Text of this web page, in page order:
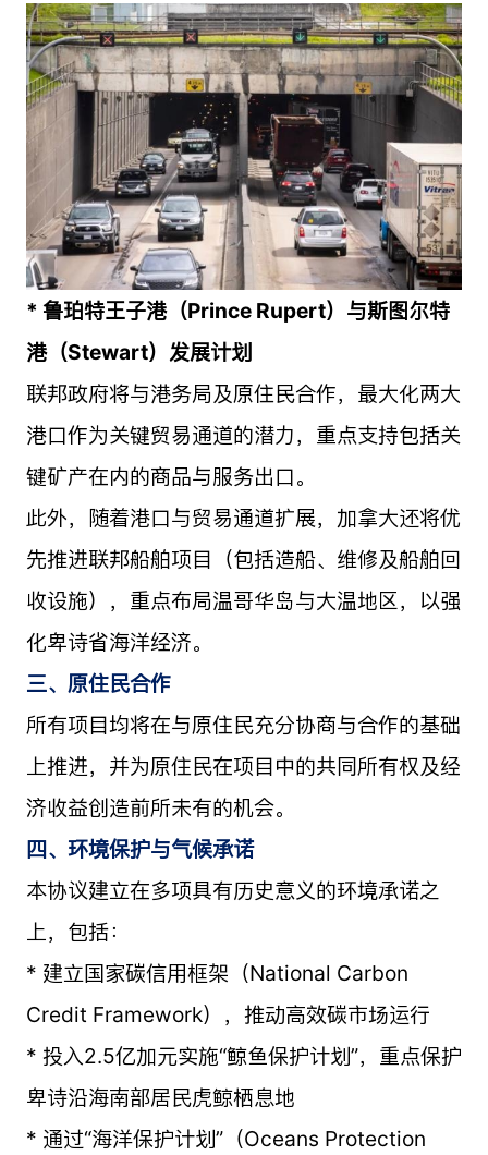
* 鲁珀特王子港（Prince Rupert）与斯图尔特
港（Stewart）发展计划
联邦政府将与港务局及原住民合作，最大化两大
港口作为关键贸易通道的潜力，重点支持包括关
键矿产在内的商品与服务出口。
此外，随着港口与贸易通道扩展，加拿大还将优
先推进联邦船舶项目（包括造船、维修及船舶回
收设施），重点布局温哥华岛与大温地区，以强
化卑诗省海洋经济。
三、原住民合作
所有项目均将在与原住民充分协商与合作的基础
上推进，并为原住民在项目中的共同所有权及经
济收益创造前所未有的机会。
四、环境保护与气候承诺
本协议建立在多项具有历史意义的环境承诺之
上，包括：
* 建立国家碳信用框架（National Carbon
Credit Framework），推动高效碳市场运行
* 投入2.5亿加元实施“鲸鱼保护计划”，重点保护
卑诗沿海南部居民虎鲸栖息地
* 通过“海洋保护计划”（Oceans Protection